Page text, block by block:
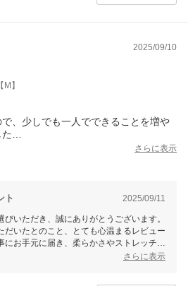
2025/09/10
】
、少しでも一人でできることを増や
洗濯して渡したかったのでその前に届
き、もし施設などにお世話になると
ね
で★４にしました
さらに表示
ト 2025/09/11
びいただき、誠にありがとうございます。
だいたとのこと、とても心温まるレビュー
お手元に届き、柔らかさやストレッチ性
さらに表示